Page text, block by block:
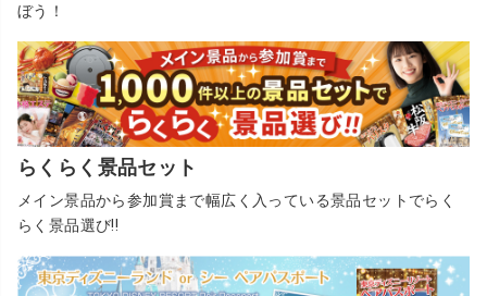
ぼう！
らくらく景品セット
メイン景品から参加賞まで幅広く入っている景品セットでらく
らく景品選び!!